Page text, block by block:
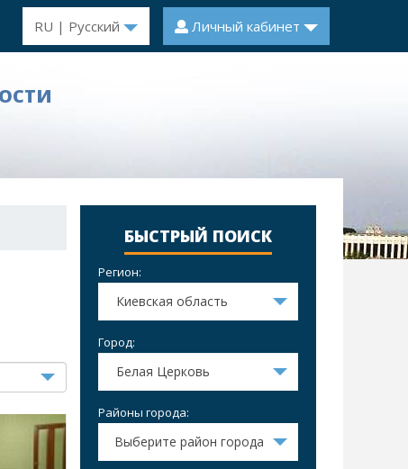
RU | Русский Личный кабинет
БЫСТРЫЙ ПОИСК
Регион:
Киевская область
Город:
Белая Церковь
Районы города:
Выберите район города